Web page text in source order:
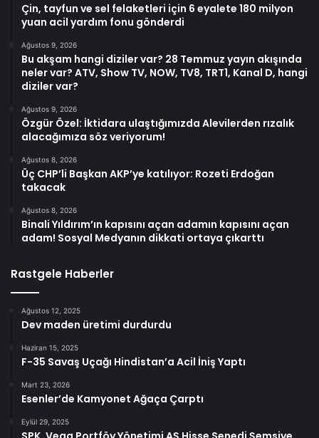
Çin, tayfun ve sel felaketleri için 6 eyalete 180 milyon
yuan acil yardım fonu gönderdi
Ağustos 9, 2026
Bu akşam hangi diziler var? 28 Temmuz yayın akışında
neler var? ATV, Show TV, NOW, TV8, TRT1, Kanal D, hangi
diziler var?
Ağustos 9, 2026
Özgür Özel: İktidara ulaştığımızda Alevilerden rızalık
alacağımıza söz veriyorum!
Ağustos 8, 2026
Üç CHP’li Başkan AKP’ye katılıyor: Rozeti Erdoğan
takacak
Ağustos 8, 2026
Binali Yıldırım’ın kapısını açan adamın kapısını açan
adam! Sosyal Medyanın dikkati ortaya çıkarttı
Rastgele Haberler
Ağustos 12, 2025
Dev maden üretimi durdurdu
Haziran 15, 2025
F-35 Savaş Uçağı Hindistan’a Acil İniş Yaptı
Mart 23, 2026
Esenler’de Kamyonet Ağaça Çarptı
Eylül 29, 2025